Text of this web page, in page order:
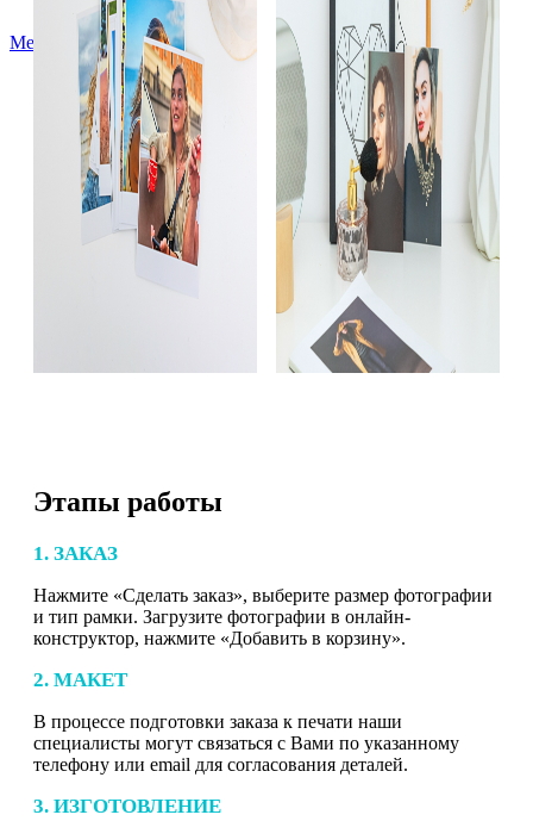
Меню
Этапы работы
1. ЗАКАЗ
Нажмите «Сделать заказ», выберите размер фотографии
и тип рамки. Загрузите фотографии в онлайн-
конструктор, нажмите «Добавить в корзину».
2. МАКЕТ
В процессе подготовки заказа к печати наши
специалисты могут связаться с Вами по указанному
телефону или email для согласования деталей.
3. ИЗГОТОВЛЕНИЕ